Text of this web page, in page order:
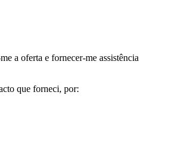
a oferta e fornecer-me assistência
que forneci, por: